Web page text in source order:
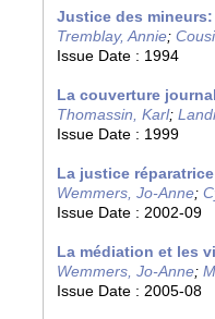
Justice des
Tremblay, Annie;
Issue Date : 1994
La couverture
Thomassin, Karl;
Issue Date : 1999
La justice
Wemmers, Jo-Anne;
Issue Date : 2002-09
La médiation et les
Wemmers, Jo-Anne;
Issue Date : 2005-08